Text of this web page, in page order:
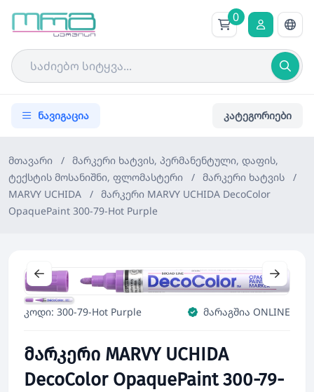
0
ნავიგაცია კატეგორიები
მთავარი /
მარკერი ხატვის, პერმანენტული, დაფის,
ტექსტის მოსანიშნი, ფლომასტერი
/ მარკერი ხატვის
/
MARVY UCHIDA
/
მარკერი MARVY UCHIDA DecoColor
OpaquePaint 300-79-Hot Purple
კოდი: 300-79-Hot Purple მარაგშია ONLINE
მარკერი MARVY UCHIDA
DecoColor OpaquePaint 300-79-